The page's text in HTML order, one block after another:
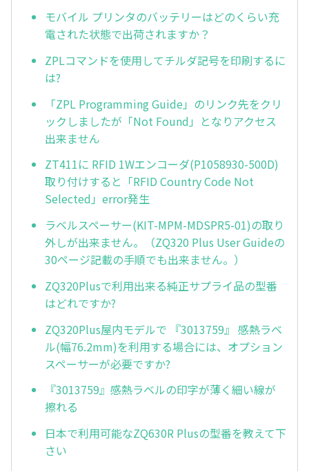
モバイル プリンタのバッテリーはどのくらい充
電された状態で出荷されますか？
ZPLコマンドを使用してチルダ記号を印刷するに
は?
「ZPL Programming Guide」のリンク先をクリ
ックしましたが「Not Found」となりアクセス
出来ません
ZT411に RFID 1Wエンコーダ(P1058930-500D)
取り付けすると「RFID Country Code Not
Selected」error発生
ラベルスペーサー(KIT-MPM-MDSPR5-01)の取り
外しが出来ません。（ZQ320 Plus User Guideの
30ページ記載の手順でも出来ません。）
ZQ320Plusで利用出来る純正サプライ品の型番
はどれですか?
ZQ320Plus屋内モデルで 『3013759』 感熱ラベ
ル(幅76.2mm)を利用する場合には、オプション
スペーサーが必要ですか?
『3013759』感熱ラベルの印字が薄く細い線が
擦れる
日本で利用可能なZQ630R Plusの型番を教えて下
さい